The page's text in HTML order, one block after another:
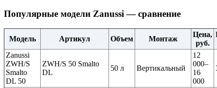
Популярные модели Zanussi — сравнение
Модель Артикул Объем Монтаж
Цена,
руб.
Zanussi
ZWH/S
Smalto
DL 50
ZWH/S 50 Smalto
DL
50 л Вертикальный
12
000–
16
000